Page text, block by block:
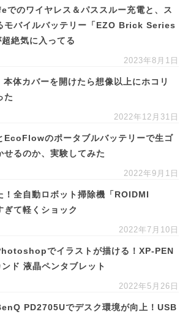
でのワイヤレス＆パススルー充電と、ス
モバイルバッテリー「EZO Brick Series
絶気に入ってる
2023年8月1日
本体カバーを開けたら想像以上にホコリ
た
2022年12月31日
EcoFlowのポータブルバッテリーで生ゴ
せるのか、実験してみた
2022年9月1日
！全自動ロボット掃除機「ROIDMI
ぎて軽くショック
2022年7月10日
でイラストが描ける！XP-PEN
ド 液晶ペンタブレット
2022年5月26日
PD2705Uでデスク環境が向上！USB